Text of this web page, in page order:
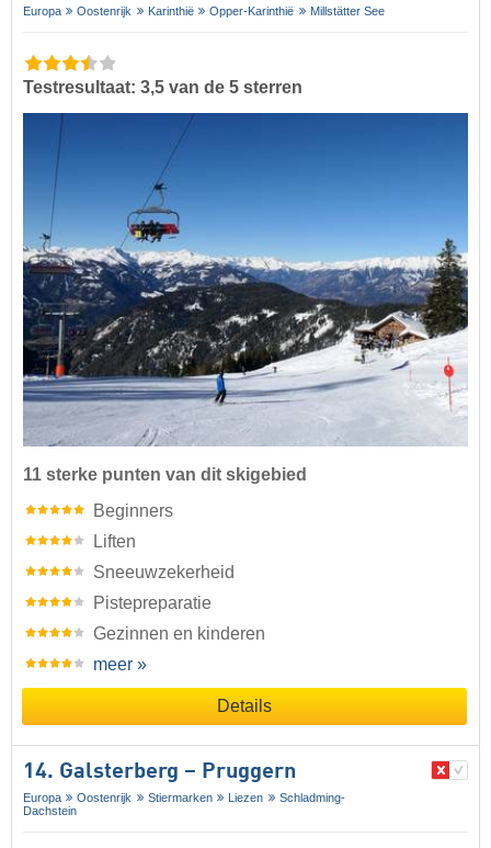
Europa Oostenrijk Karinthië Opper-Karinthië Millstätter See
Testresultaat: 3,5 van de 5 sterren
11 sterke punten van dit skigebied
Beginners
Liften
Sneeuwzekerheid
Pistepreparatie
Gezinnen en kinderen
meer »
Details
14. Galsterberg – Pruggern
Europa Oostenrijk Stiermarken Liezen
Schladming-
Dachstein